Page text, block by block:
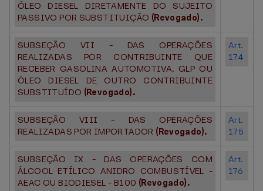
ÓLEO DIESEL DIRETAMENTE DO SUJEITO
PASSIVO POR SUBSTITUIÇÃO (Revogado).
SUBSEÇÃO VII - DAS OPERAÇÕES
REALIZADAS POR CONTRIBUINTE QUE
RECEBER GASOLINA AUTOMOTIVA, GLP OU
ÓLEO DIESEL DE OUTRO CONTRIBUINTE
SUBSTITUÍDO (Revogado).
Art.
174
SUBSEÇÃO VIII - DAS OPERAÇÕES
REALIZADAS POR IMPORTADOR (Revogado).
Art.
175
SUBSEÇÃO IX - DAS OPERAÇÕES COM
ÁLCOOL ETÍLICO ANIDRO COMBUSTÍVEL -
AEAC OU BIODIESEL - B100 (Revogado).
Art.
176